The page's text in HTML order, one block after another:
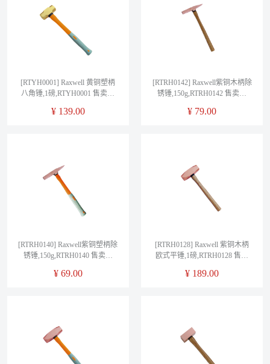
[RTYH0001] Raxwell 黄铜塑柄
八角锤,1磅,RTYH0001 售卖规
¥ 139.00
[RTRH0142] Raxwell紫铜木柄除
锈锤,150g,RTRH0142 售卖规
¥ 79.00
[RTRH0140] Raxwell紫铜塑柄除
锈锤,150g,RTRH0140 售卖规
¥ 69.00
[RTRH0128] Raxwell 紫铜木柄
欧式平锤,1磅,RTRH0128 售卖
¥ 189.00